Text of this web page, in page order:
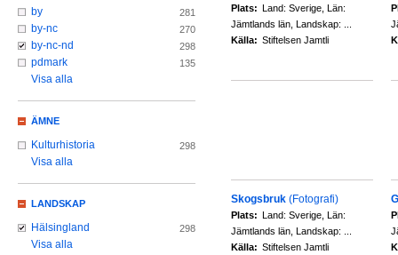
Plats: Land: Sverige, Län:
Jämtlands län, Landskap: ...
Källa: Stiftelsen Jamtli
Skogsbruk (Fotografi)
Plats: Land: Sverige, Län:
Jämtlands län, Landskap: ...
Källa: Stiftelsen Jamtli
by 281
by-nc 270
by-nc-nd 298
pdmark 135
Visa alla
ÄMNE
Kulturhistoria 298
Visa alla
LANDSKAP
Hälsingland 298
Visa alla